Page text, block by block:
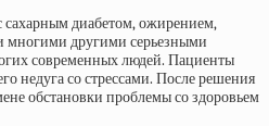
сахарным диабетом, ожирением,
многими другими серьезными
современных людей. Пациенты
недуга со стрессами. После решения
обстановки проблемы со здоровьем